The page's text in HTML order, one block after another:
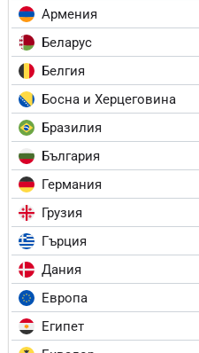
Армения
Беларус
Белгия
Босна и Херцеговина
Бразилия
България
Германия
Грузия
Гърция
Дания
Европа
Египет